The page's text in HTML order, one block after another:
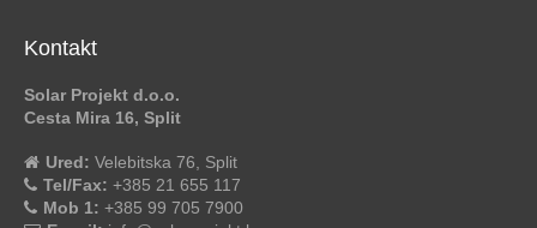
Kontakt
Solar Projekt d.o.o.
Cesta Mira 16, Split
Ured: Velebitska 76, Split
Tel/Fax: +385 21 655 117
Mob 1: +385 99 705 7900